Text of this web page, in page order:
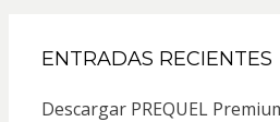
ENTRADAS RECIENTES
Descargar PREQUEL